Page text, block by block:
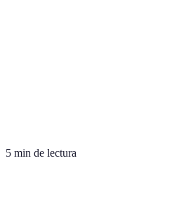
5 min de lectura